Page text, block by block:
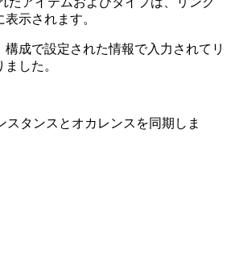
示されます。
成で設定された情報で入力されてリ
した。
スタンスとオカレンスを同期しま